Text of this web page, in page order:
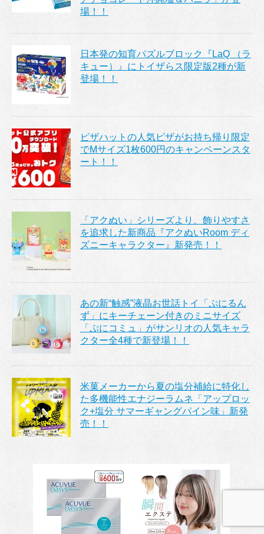
場！！
日本発の知育パズルブロック『LaQ （ラ
キュー）』にトイザらス限定版2種が新
登場！！
ピザハットの人気ピザがお持ち帰り限定
でMサイズ1枚600円のキャンペーンスタ
ート！！
「アクぬい」シリーズより、飾りやすさ
を追求した新商品『アクぬいRoom ディ
ズニーキャラクター』新発売！！
あの新“触感”液晶お世話トイ「ぷにるん
ず」にキーチェーン付きのミニサイズ
「ぷにコミュ」がサンリオの人気キャラ
クター全4種で新登場！！
米菓メーカーから夏の塩分補給に特化し
た多機能性エナジーラムネ「アップロッ
ク+塩分 サマーギャングパイン味」新発
売！！